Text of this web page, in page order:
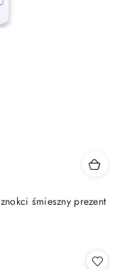
śmieszny prezent